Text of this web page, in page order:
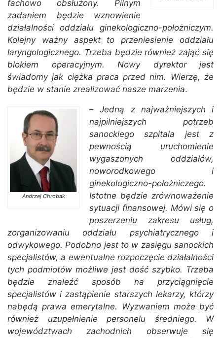
fachowo obsłużony. Pilnym
zadaniem będzie wznowienie
działalności oddziału ginekologiczno-położniczym.
Kolejny ważny aspekt to przeniesienie oddziału
laryngologicznego. Trzeba będzie również zająć się
blokiem operacyjnym. Nowy dyrektor jest
świadomy jak ciężka praca przed nim. Wierzę, że
będzie w stanie zrealizować nasze marzenia.
Andrzej Chrobak
–Jedną z najważniejszych i
najpilniejszych potrzeb
sanockiego szpitala jest z
pewnością uruchomienie
wygaszonych oddziałów,
noworodkowego i
ginekologiczno-położniczego.
Istotne będzie zrównoważenie
sytuacji finansowej. Mówi się o
poszerzeniu zakresu usług,
zorganizowaniu oddziału psychiatrycznego i
odwykowego. Podobno jest to w zasięgu sanockich
specjalistów, a ewentualne rozpoczęcie działalności
tych podmiotów możliwe jest dość szybko. Trzeba
będzie znaleźć sposób na przyciągnięcie
specjalistów i zastąpienie starszych lekarzy, którzy
nabędą prawa emerytalne. Wyzwaniem może być
również uzupełnienie personelu średniego. W
województwach zachodnich obserwuje się